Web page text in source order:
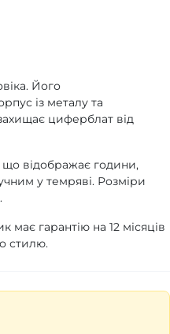
Його
із металу та
циферблат від
відображає години,
у темряві. Розміри
гарантію на 12 місяців
стилю.